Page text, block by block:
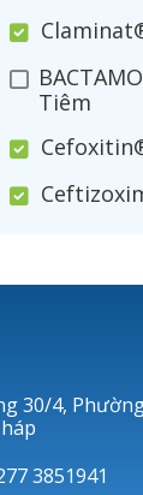
Tiêm
Ticarlinat®
Zobacta®
30/4,
3851941